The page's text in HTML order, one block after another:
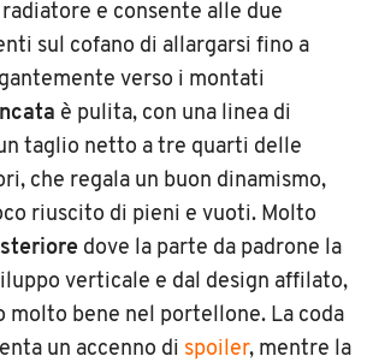
radiatore e consente alle due
sul cofano di allargarsi fino a
verso i montati
è pulita, con una linea di
taglio netto a tre quarti delle
che regala un buon dinamismo,
riuscito di pieni e vuoti. Molto
dove la parte da padrone la
verticale e dal design affilato,
molto bene nel portellone. La coda
un accenno di spoiler, mentre la